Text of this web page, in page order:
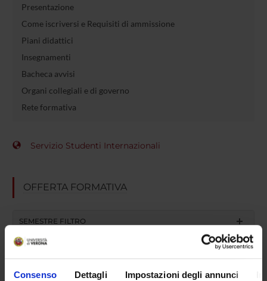
Consenso Dettagli Impostazioni degli annunci
Presentazione
Come iscriversi e Requisiti di ammissione
Piani didattici
Insegnamenti
Bacheca avvisi
Organi collegiali e di governo
Rete formativa
Servizio Studenti Internazionali
OFFERTA FORMATIVA
SEMESTRE FILTRO
CORSI DI LAUREA
CORSI DI LAUREA MAGISTRALE